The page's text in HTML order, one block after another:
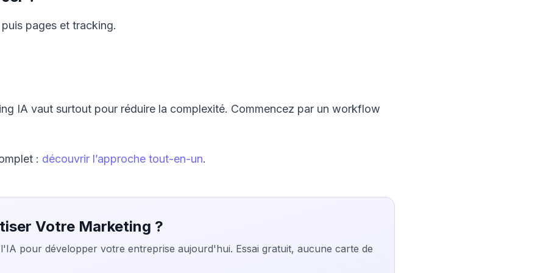
pages et tracking.
IA vaut surtout pour réduire la complexité. Commencez par un workflow
: découvrir l’approche tout-en-un.
Votre Marketing ?
pour développer votre entreprise aujourd'hui. Essai gratuit, aucune carte de